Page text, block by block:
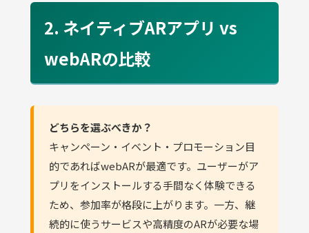
2. ネイティブARアプリ vs
webARの比較
どちらを選ぶべきか？
キャンペーン・イベント・プロモーション目
的であればwebARが最適です。ユーザーがア
プリをインストールする手間なく体験できる
ため、参加率が格段に上がります。一方、継
続的に使うサービスや高精度のARが必要な場